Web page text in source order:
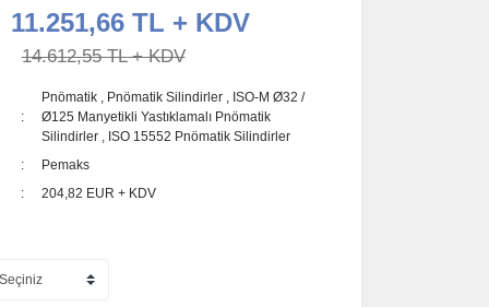
11.251,66 TL + KDV
14.612,55 TL + KDV
Pnömatik , Pnömatik Silindirler , ISO-M Ø32 /
Ø125 Manyetikli Yastıklamalı Pnömatik
Silindirler , ISO 15552 Pnömatik Silindirler
Pemaks
204,82 EUR + KDV